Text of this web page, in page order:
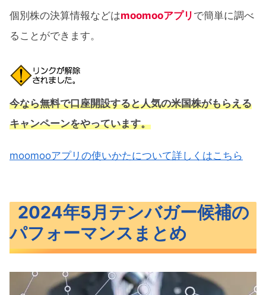
個別株の決算情報などはmoomooアプリ で簡単に調べ
ることができます。
今なら無料で口座開設すると人気の米国株がもらえる
キャンペーンをやっています。
moomooアプリの使いかたについて詳しくはこちら
2024年5月テンバガー候補の
パフォーマンスまとめ